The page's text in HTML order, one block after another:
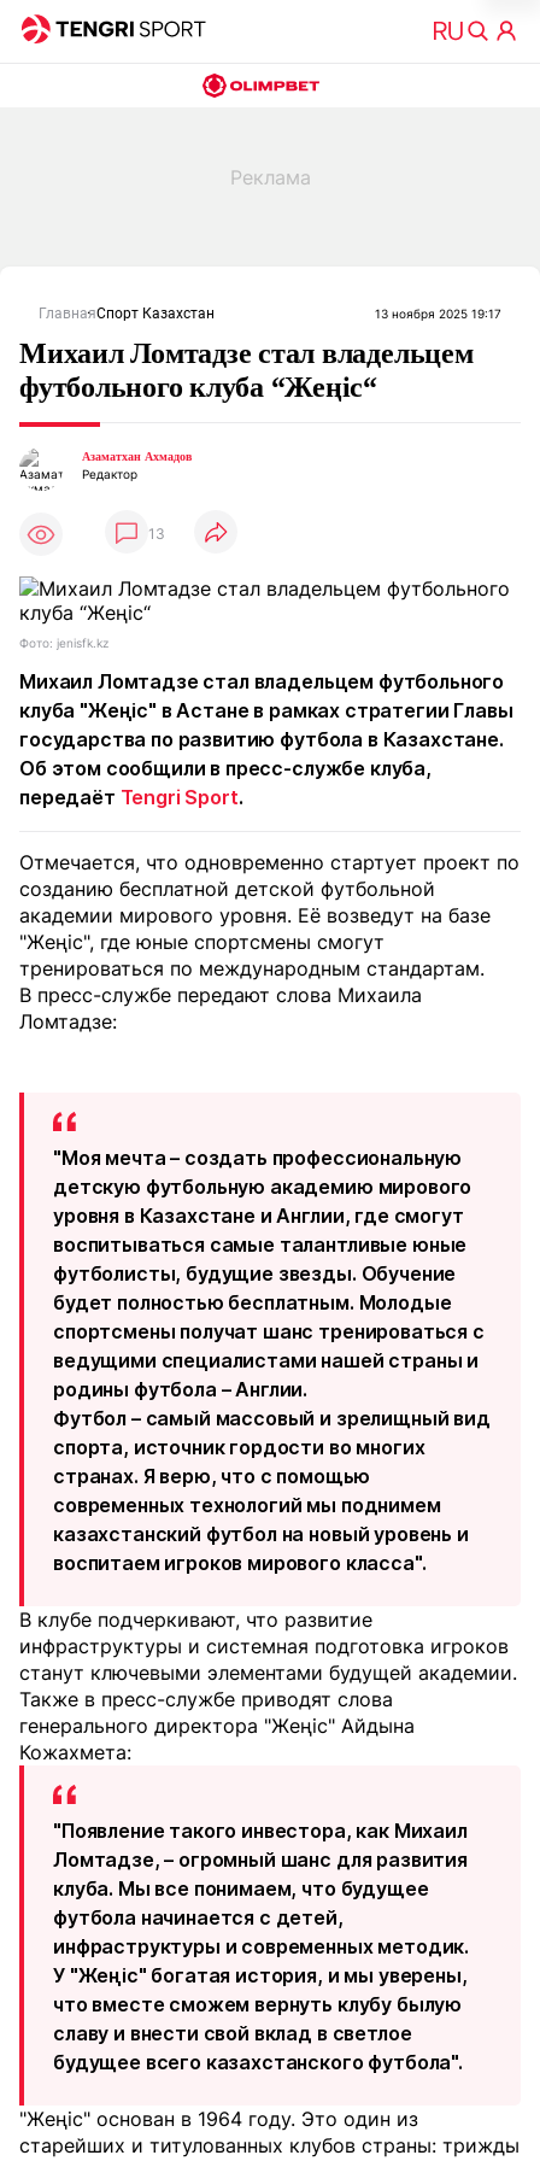
ГлавнаяСпорт Казахстан 13 ноября 2025 19:17
Михаил Ломтадзе стал владельцем
футбольного клуба “Жеңіс“
Азаматхан Ахмадов
Редактор
13
Фото: jenisfk.kz
Михаил Ломтадзе стал владельцем футбольного
клуба "Жеңіс" в Астане в рамках стратегии Главы
государства по развитию футбола в Казахстане.
Об этом сообщили в пресс-службе клуба,
передаёт Tengri Sport.
Отмечается, что одновременно стартует проект по
созданию бесплатной детской футбольной
академии мирового уровня. Её возведут на базе
"Жеңіс", где юные спортсмены смогут
тренироваться по международным стандартам.
В пресс-службе передают слова Михаила
Ломтадзе:
"Моя мечта – создать профессиональную
детскую футбольную академию мирового
уровня в Казахстане и Англии, где смогут
воспитываться самые талантливые юные
футболисты, будущие звезды. Обучение
будет полностью бесплатным. Молодые
спортсмены получат шанс тренироваться с
ведущими специалистами нашей страны и
родины футбола – Англии.
Футбол – самый массовый и зрелищный вид
спорта, источник гордости во многих
странах. Я верю, что с помощью
современных технологий мы поднимем
казахстанский футбол на новый уровень и
воспитаем игроков мирового класса".
В клубе подчеркивают, что развитие
инфраструктуры и системная подготовка игроков
станут ключевыми элементами будущей академии.
Также в пресс-службе приводят слова
генерального директора "Жеңіс" Айдына
Кожахмета:
"Появление такого инвестора, как Михаил
Ломтадзе, – огромный шанс для развития
клуба. Мы все понимаем, что будущее
футбола начинается с детей,
инфраструктуры и современных методик.
У "Жеңіс" богатая история, и мы уверены,
что вместе сможем вернуть клубу былую
славу и внести свой вклад в светлое
будущее всего казахстанского футбола".
"Жеңіс" основан в 1964 году. Это один из
старейших и титулованных клубов страны: трижды